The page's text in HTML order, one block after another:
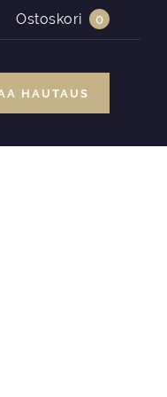
Ostoskori 0
HAUTAUS